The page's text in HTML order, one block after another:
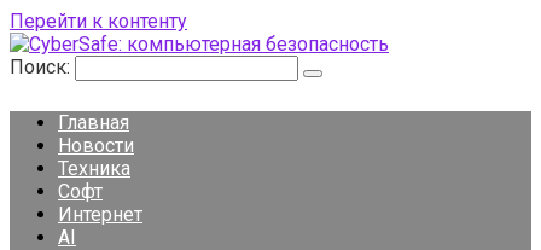
Перейти к контенту
Поиск:
Главная
Новости
Техника
Софт
Интернет
AI